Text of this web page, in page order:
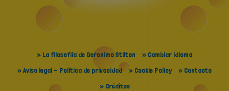
» La filosofiía de Geronimo Stilton
» Cambiar idioma
» Aviso legal - Política de privacidad
» Cookie Policy
» Contacto
» Créditos